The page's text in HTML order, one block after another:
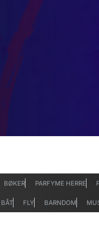
BØKER PARFYME HERRE
BÅT FLY BARNDOM